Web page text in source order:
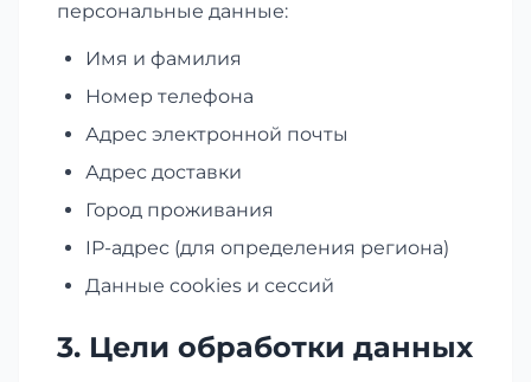
персональные данные:
Имя и фамилия
Номер телефона
Адрес электронной почты
Адрес доставки
Город проживания
IP-адрес (для определения региона)
Данные cookies и сессий
3. Цели обработки данных